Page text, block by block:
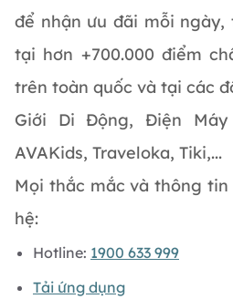
để nhận ưu đãi mỗi ngày,
tại hơn +700.000 điểm
trên toàn quốc và tại các
Giới Di Động, Điện Máy
AVAKids, Traveloka, Tiki,...
Mọi thắc mắc và thông
hệ:
Hotline: 1900 633 999
Tải ứng dụng